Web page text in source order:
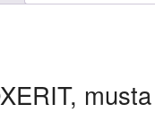
musta